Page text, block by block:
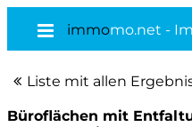
immomo.net -
Liste mit allen
Büroflächen mit